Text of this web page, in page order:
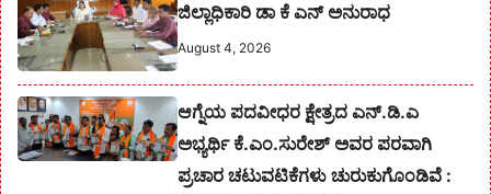
ಜಿಲ್ಲಾಧಿಕಾರಿ ಡಾ ಕೆ ಎನ್ ಅನುರಾಧ
August 4, 2026
ಆಗ್ನೆಯ ಪದವೀಧರ ಕ್ಷೇತ್ರದ ಎನ್.ಡಿ.ಎ
ಅಭ್ಯರ್ಥಿ ಕೆ.ಎಂ.ಸುರೇಶ್‌ ಅವರ ಪರವಾಗಿ
ಪ್ರಚಾರ ಚಟುವಟಿಕೆಗಳು ಚುರುಕುಗೊಂಡಿವೆ :